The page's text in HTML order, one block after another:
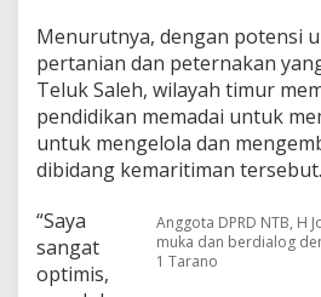
T
a
r
a
n
o
L
y
a
k
Menurutnya, dengan potensi
pertanian dan peternakan
Teluk Saleh, wilayah timur
pendidikan memadai untuk
untuk mengelola dan
dibidang kemaritiman tersebut.
Anggota DPRD NTB, H
muka dan berdialog
1 Tarano
“Saya
sangat
optimis,